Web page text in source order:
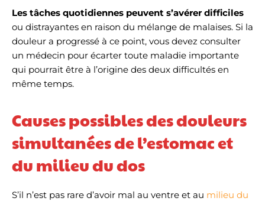
Les tâches quotidiennes peuvent s’avérer difficiles
ou distrayantes en raison du mélange de malaises. Si la
douleur a progressé à ce point, vous devez consulter
un médecin pour écarter toute maladie importante
qui pourrait être à l’origine des deux difficultés en
même temps.
Causes possibles des douleurs
simultanées de l’estomac et
du milieu du dos
S’il n’est pas rare d’avoir mal au ventre et au milieu du